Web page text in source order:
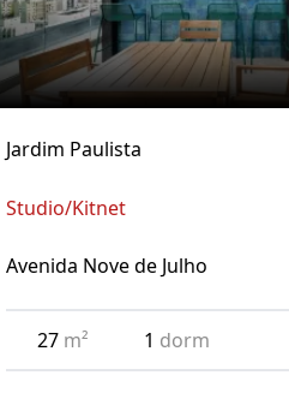
Jardim Paulista
Studio/Kitnet
Avenida Nove de Julho
27 m² 1 dorm